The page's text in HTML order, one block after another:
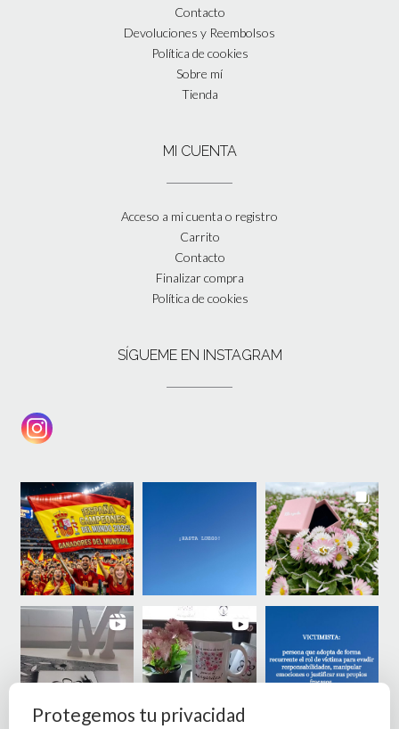
Contacto
Devoluciones y Reembolsos
Política de cookies
Sobre mí
Tienda
MI CUENTA
Acceso a mi cuenta o registro
Carrito
Contacto
Finalizar compra
Política de cookies
SÍGUEME EN INSTAGRAM
Protegemos tu privacidad